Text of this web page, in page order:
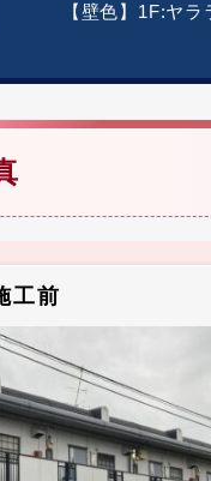
【壁色】1F:ヤ
工前